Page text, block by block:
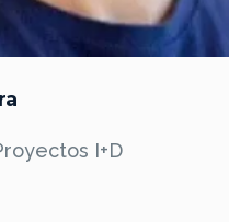
I+D